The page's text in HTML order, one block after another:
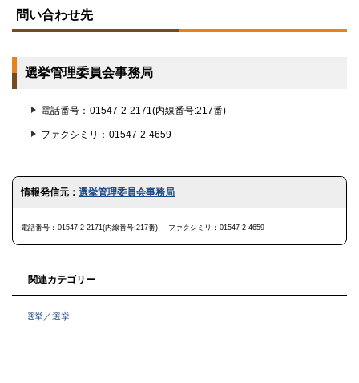
ッ
プ
に
問い合わせ先
選挙管理委員会事務局
電話番号 01547-2-2171(内線番号:217番)
ファクシミリ 01547-2-4659
ト
戻
情報発信元： 選挙管理委員会事務局
電話番号 01547-2-2171(内線番号:217番) ファクシミリ 01547-2-4659
関連カテゴリー
選挙／選挙